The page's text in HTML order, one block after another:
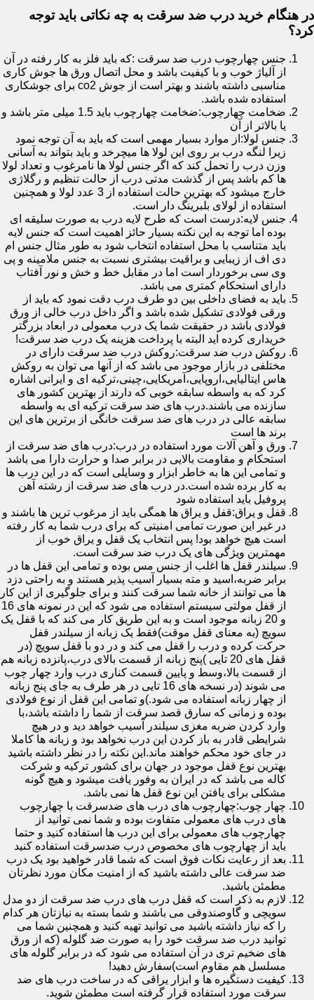
در هنگام خرید درب ضد سرقت به چه نکاتی باید توجه
کرد؟
جنس چهارچوب درب ضد سرقت :که باید فلز به کار رفته در آن
از آلیاژ خوب و با کیفیت باشد و محل اتصال ورق ها جوش کاری
مناسبی داشته باشند و بهتر است از جوش co2 برای جوشکاری
استفاده شده باشد.
ضخامت چهارچوب:ضخامت چهارچوب باید 1.5 میلی متر باشد و
یا بالاتر از آن
جنس لولا:از موارد بسیار مهمی است که باید به آن توجه نمود
زیرا لنگه درب بر روی این لولا ها میچرخد و باید بتواند به آسانی
وزن درب را تحمل کند که اگر جنس لولا ها نامرغوب و تعداد لولا
ها کم باشد پس از گذشت مدتی درب از حالت تنظیم و رگلاژی
خارج میشود که بهترین حالت استفاده از 3 عدد لولا و همچنین
استفاده از لولای بلبرینگ دار است.
جنس لایه:درست است که طرح لایه درب به صورت سلیقه ای
بوده اما توجه به این نکته بسیار حائز اهمیت است که جنس لایه
باید متناسب با محل استفاده انتخاب شود به طور مثال جنس ام
دی اف از زیبایی و براقیت بیشتری نسبت به جنس ملامینه و پی
وی سی برخوردار است اما در مقابل خط و خش و نور آفتاب
دارای استحکام کمتری می باشد.
باید به فضای داخلی بین دو طرف درب دقت نمود که باید از
ورقی فولادی تشکیل شده باشد و اگر داخل درب خالی از ورق
فولادی باشد در حقیقت شما یک درب معمولی در ابعاد بزرگتر
خریداری کرده اید البته با پرداخت هزینه یک درب ضد سرقت!
روکش درب ضد سرقت:روکش درب ضد سرقت دارای در
مختلفی در بازار موجود می باشد که از آنها می توان به روکش
هاس ایتالیایی،اروپایی،آمریکایی،چینی،ترکیه ای و ایرانی اشاره
کرد که به واسطه سابقه خوبی که دارند از بهترین کشور های
سازنده می باشند.درب های ضد سرقت ترکیه ای به واسطه
سابقه عالی در درب های ضد سرقت خانگی از برترین های این
برند ها است
ورق و آهن آلات مورد استفاده در درب:درب های ضد سرقت از
استحکام و مقاومت بالایی در برابر صدا و حرارت دارا می باشد
و تمامی این ها به خاطر ابزار و وسایلی است که در این درب ها
به کار برده شده است.در درب های ضد سرقت از رشته آهن
پروفیل باید استفاده شود
قفل و یراق:قفل و یراق ها همگی باید از مرغوب ترین ها باشند و
در غیر این صورت تمامی امنیتی که برای درب شما به کار رفته
است هیچ خواهد بود! پس انتخاب یک قفل و یراق خوب از
مهمترین ویژگی های یک درب ضد سرقت است.
سیلندر قفل ها اغلب از جنس مس بوده و تمامی این قفل ها در
برابر ضربه،اسید و مته بسیار آسیب پذیر هستند و به راحتی دزد
ها می توانند از خانه شما سرقت کنند و برای جلوگیری از این کار
از قفل مولتی سیستم استفاده می شود که این در نمونه های 16
و 20 زبانه موجود است و به این طریق کار می کند که با قفل یک
سویچ (به معنای قفل موقت)فقط یک زبانه از سیلندر قفل
حرکت کرده و درب را قفل می کند و در دو با قفل سویچ (در
قفل های 20 تایی )پنج زبانه از قسمت بالای درب،پانزده زبانه هم
از قسمت بالا،وسط و پایین قسمت کناری درب وارد چهار چوب
می شوند (در نسخه های 16 تایی در هر طرف به جای پنج زبانه
از چهار زبانه استفاده می شود.)و تمامی این قفل از نوع فولادی
بوده و زمانی که سارق قصد سرقت از شما را داشته باشد،با
وارد کردن ضربه مغزی سیلندر آسیب خواهد دید و در هیچ
شرایطی قادر به باز کردن این درب نخواهد بود و زبانه ها کاملا
در جای خود محکم خواهند ماند.این نکته را در نظر داشته باشید
بهترین نوع قفل موجود در جهان برای کشور ترکیه و شرکت
کاله می باشد که در ایران به وفور یافت میشود و هیچ گونه
مشکلی برای یافتن این نوع قفل ها نمی باشد.
چهار چوب:چهارچوب های درب های ضدسرقت با چهارچوب
های درب های معمولی متفاوت بوده و شما نمی توانید از
چهارچوب های معمولی برای این درب ها استفاده کنید و حتما
باید از چهارچوب های مخصوص درب ضدسرقت استفاده کنید
بعد از رعایت نکات فوق است که شما قادر خواهید بود یک درب
ضد سرقت عالی داشته باشید که از امنیت مکان مورد نظرتان
مطمئن باشید.
لازم به ذکر است که قفل درب های درب ضد سرقت از دو مدل
سویچی و گاوصندوقی می باشند و شما بسته به نیازتان هر کدام
را که نیاز داشته باشید می توانید تهیه کنید و همچنین شما می
توانید درب ضد سرقت خود را به صورت ضد گلوله (که از ورق
های ضخیم تری در آن استفاده می شود که در برابر گلوله های
مسلسل هم مقاوم است)سفارش دهید!
کیفیت دستگیره ها و ابزار یراقی که در ساخت درب های ضد
سرقت مورد استفاده قرار گرفته است مطمئن شوید.